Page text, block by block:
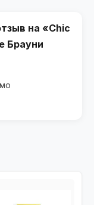
на «Chic
Брауни